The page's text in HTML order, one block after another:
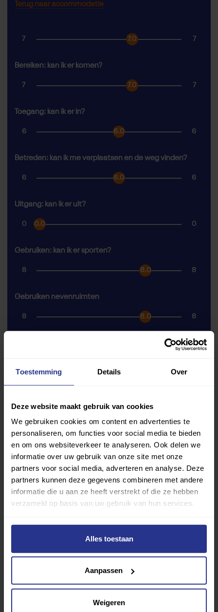
Toestemming Details Over
Deze website maakt gebruik van cookies
We gebruiken cookies om content en advertenties te
personaliseren, om functies voor social media te bieden
en om ons websiteverkeer te analyseren. Ook delen we
informatie over uw gebruik van onze site met onze
partners voor social media, adverteren en analyse. Deze
partners kunnen deze gegevens combineren met andere
informatie die u aan ze heeft verstrekt of die ze hebben
verzameld op basis van uw gebruik van hun services.
Alles toestaan
Aanpassen
Weigeren
Terug naar accommodatie
7 7.0 7
Bereiken: kan ik er komen?
7 7.0 7
Toegang: kan ik er in?
6 6.0 6
Betreden: kan ik me verplaatsen en de weg vinden?
6 6.0 6
Uitgang: kan ik er uit?
0 0.0 0
Gebruiken: kan ik er sporten?
8 8.0 8
Gebruiken nevenruimten
8 8.0 8
Bereiken: kan ik er komen?
Toegang: kan ik er in?
Betreden: kan ik me verplaatsen en de weg vinden?
Uitgang: kan ik er uit?
Gebruiken: kan ik er sporten?
Gebruiken nevenruimten
Welke vragenlijst wil je invullen?
Zelf beoordelen
Om deze sportruimte te beoordelen moet je ingelogd